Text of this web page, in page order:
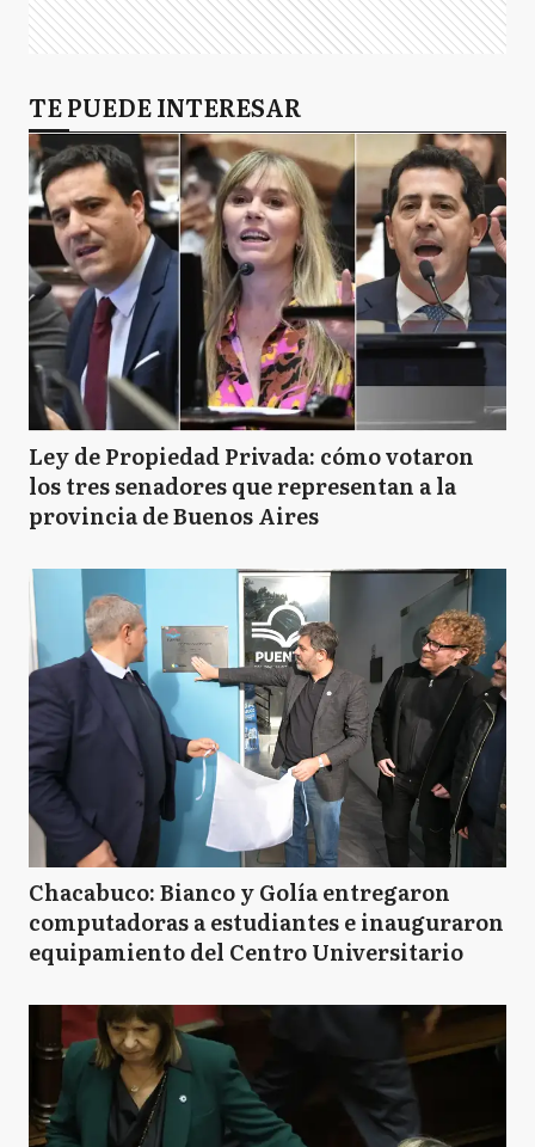
TE PUEDE INTERESAR
Ley de Propiedad Privada: cómo votaron
los tres senadores que representan a la
provincia de Buenos Aires
Chacabuco: Bianco y Golía entregaron
computadoras a estudiantes e inauguraron
equipamiento del Centro Universitario